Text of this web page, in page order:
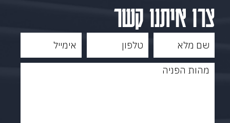
צרו איתנו קשר